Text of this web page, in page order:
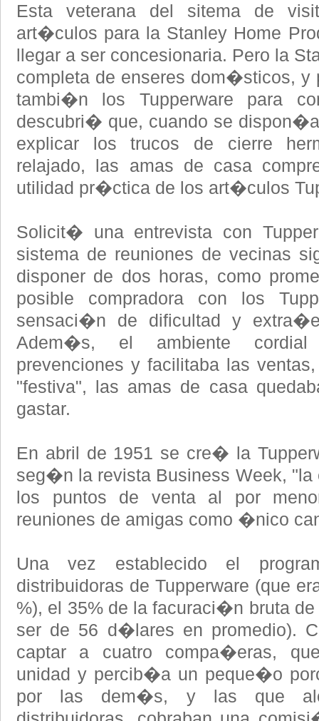
Esta veterana del sitema de
art�culos para la Stanley Home
llegar a ser concesionaria. Pero la
completa de enseres dom�sticos,
tambi�n los Tupperware para
descubri� que, cuando se
explicar los trucos de cierre
relajado, las amas de casa
utilidad pr�ctica de los art�culos
Solicit� una entrevista con
sistema de reuniones de vecinas
disponer de dos horas, como
posible compradora con los
sensaci�n de dificultad y
Adem�s, el ambiente
prevenciones y facilitaba las
"festiva", las amas de casa
gastar.
En abril de 1951 se cre� la
seg�n la revista Business Week,
los puntos de venta al por
reuniones de amigas como �nico
Una vez establecido el
distribuidoras de Tupperware (que
%), el 35% de la facuraci�n bruta
ser de 56 d�lares en promedio).
captar a cuatro compa�eras,
unidad y percib�a un peque�o
por las dem�s, y las que